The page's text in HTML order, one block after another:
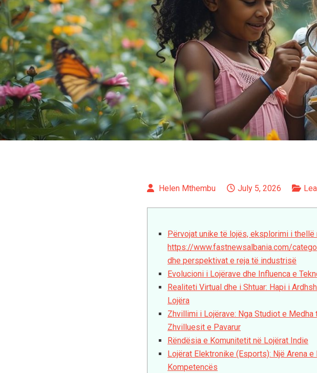
Helen Mthembu July 5, 2026
Përvojat unike të lojës, eksplorimi i thellë
https://www.fastnewsalbania.com/
dhe perspektivat e reja të industrisë
Evolucioni i Lojërave dhe Influenca e
Realiteti Virtual dhe i Shtuar: Hapi i
Lojëra
Zhvillimi i Lojërave: Nga Studiot e Medha
Zhvilluesit e Pavarur
Rëndësia e Komunitetit në Lojërat Indie
Lojërat Elektronike (Esports): Një Arena e
Kompetencës